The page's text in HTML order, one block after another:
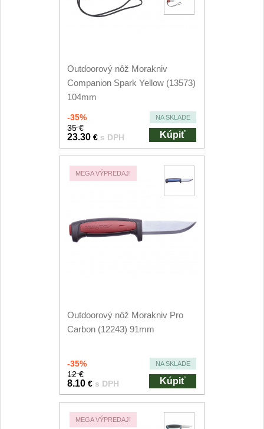
Nože SEBURO
Nože Seburo SUBAJA 92
Nože Seburo HOKORI
Nože Seburo HOGANI
Nože Seburo WEST
Nože Tojiro Shippu 2
Nože Tojiro Zen
Nože Samura Bamboo
Ostřiče nožů V-Sharp
Brúsky na nože 9
Brúsne kamene 1
Outdoorový nôž Morakniv
Companion Spark Yellow (13573)
104mm
-35% NA SKLADE
35 €
23.30 € s DPH Kúpiť
MEGA VÝPREDAJ!
Outdoorový nôž Morakniv Pro
Carbon (12243) 91mm
-35% NA SKLADE
12 €
8.10 € s DPH Kúpiť
MEGA VÝPREDAJ!